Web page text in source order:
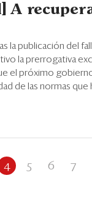
A
la publicación del
la prerrogativa
el próximo
de las normas que
4 5 6 7